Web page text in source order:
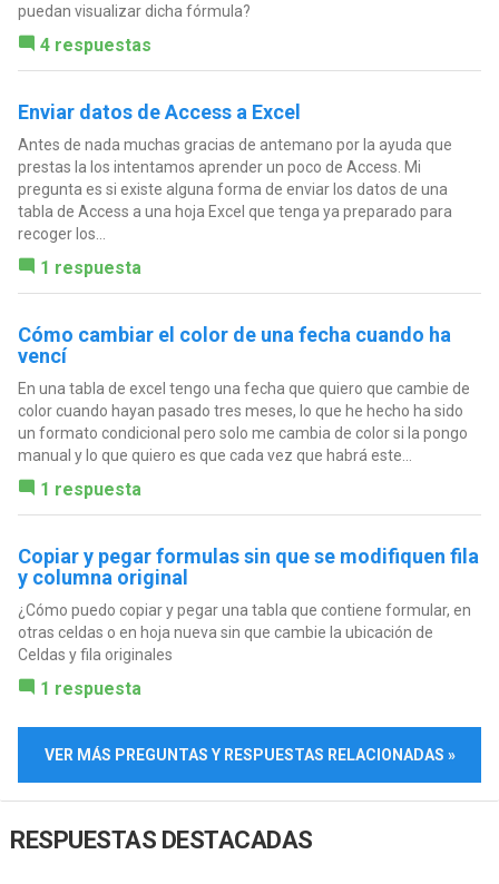
puedan visualizar dicha fórmula?
4 respuestas
Enviar datos de Access a Excel
Antes de nada muchas gracias de antemano por la ayuda que
prestas la los intentamos aprender un poco de Access. Mi
pregunta es si existe alguna forma de enviar los datos de una
tabla de Access a una hoja Excel que tenga ya preparado para
recoger los...
1 respuesta
Cómo cambiar el color de una fecha cuando ha
vencí
En una tabla de excel tengo una fecha que quiero que cambie de
color cuando hayan pasado tres meses, lo que he hecho ha sido
un formato condicional pero solo me cambia de color si la pongo
manual y lo que quiero es que cada vez que habrá este...
1 respuesta
Copiar y pegar formulas sin que se modifiquen fila
y columna original
¿Cómo puedo copiar y pegar una tabla que contiene formular, en
otras celdas o en hoja nueva sin que cambie la ubicación de
Celdas y fila originales
1 respuesta
VER MÁS PREGUNTAS Y RESPUESTAS RELACIONADAS »
RESPUESTAS DESTACADAS